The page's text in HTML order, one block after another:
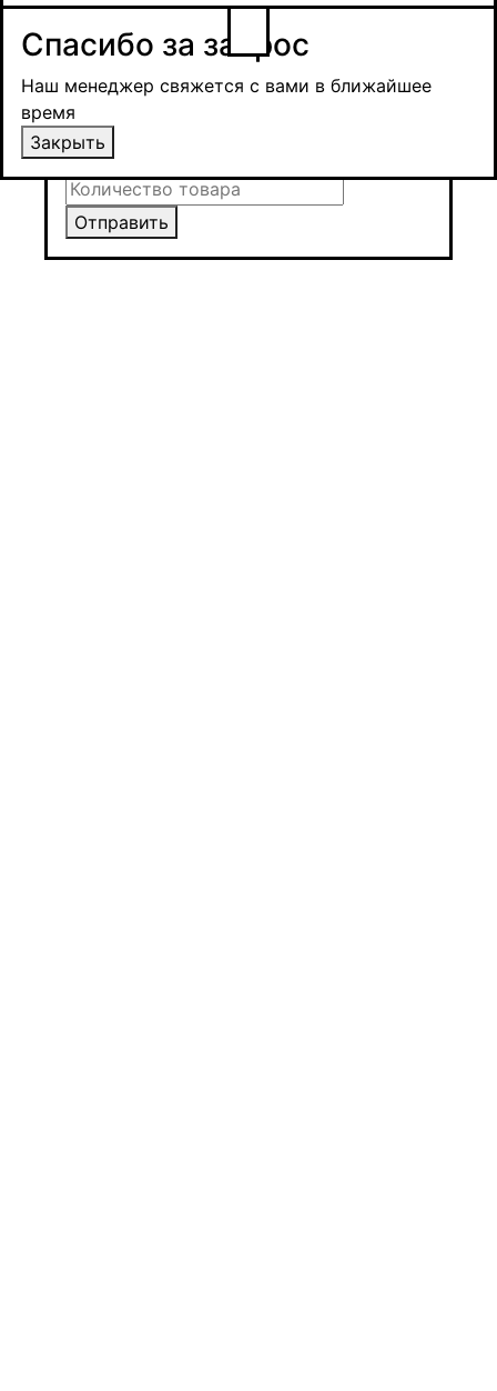
Заказ товара
Уведомить о поступлении
Спасибо за заявку
Наш менеджер свяжется с вами в ближайшее
время и обсудит сроки поставки и условия
оплаты
Закрыть
Получить оптовую цену
Отправить
Спасибо за запрос
Наш менеджер свяжется с вами в ближайшее
время
Закрыть